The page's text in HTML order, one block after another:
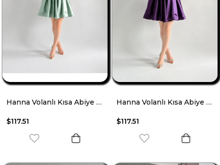
Hanna Volanlı Kısa Abiye Mint Yeşili
$117.51
Hanna Volanlı Kısa Abiye Mor
$117.51